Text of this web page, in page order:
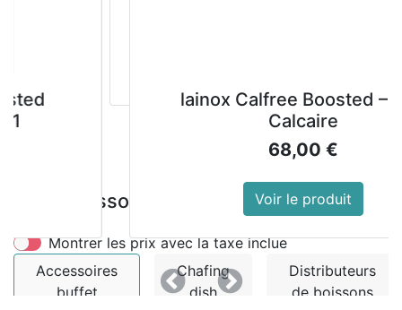
Suivant
Accessoires buffet
Montrer les prix avec la taxe inclue
Accessoires
buffet
Chafing
dish
Distributeurs
de boissons
lainox Calfree Boosted – Anti
Calcaire
€
Voir le produit
PrécedentSuivant